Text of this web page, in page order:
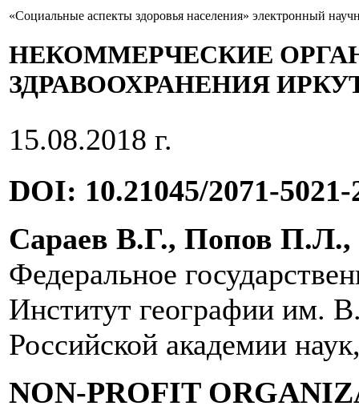
«Социальные аспекты здоровья населения» электронный
НЕКОММЕРЧЕСКИЕ
ЗДРАВООХРАНЕНИЯ
15.08.2018 г.
DOI: 10.21045/2071-5021-
Сараев В.Г., Попов
Федеральное
Институт географии им.
Российской академии
NON-PROFIT